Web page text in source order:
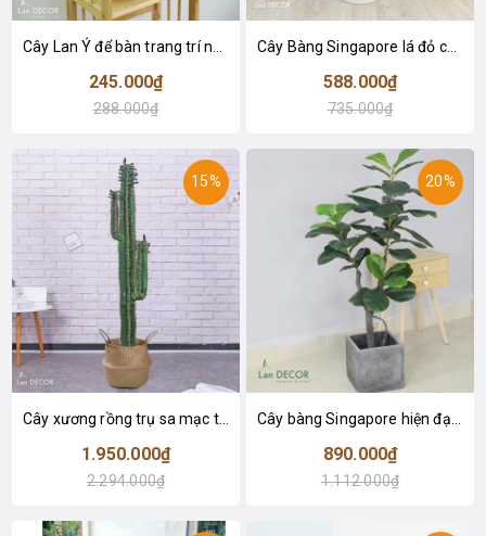
245.000₫
288.000₫
Cây Bàng Singapore lá đỏ cây giả trang trí Lan Decor (110cm) - LC2918-1
588.000₫
735.000₫
15%
Cây xương rồng trụ sa mạc trang trí loại 2 tay (155cm) - LC2912
1.950.000₫
2.294.000₫
20%
890.000₫
1.112.000₫